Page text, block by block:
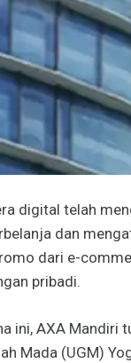
digital telah
dan
dari e-
pribadi.
ini, AXA Mandiri
Mada (UGM)